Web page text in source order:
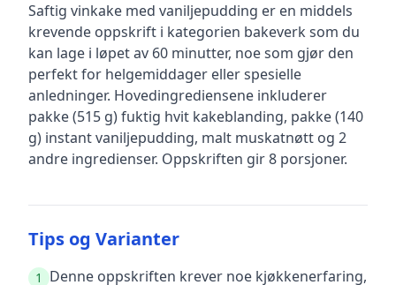
Saftig vinkake med vaniljepudding er en middels
krevende oppskrift i kategorien bakeverk som du
kan lage i løpet av 60 minutter, noe som gjør den
perfekt for helgemiddager eller spesielle
anledninger. Hovedingrediensene inkluderer
pakke (515 g) fuktig hvit kakeblanding, pakke (140
g) instant vaniljepudding, malt muskatnøtt og 2
andre ingredienser. Oppskriften gir8 porsjoner.
Tips og Varianter
1 Denne oppskriften krever noe kjøkkenerfaring,